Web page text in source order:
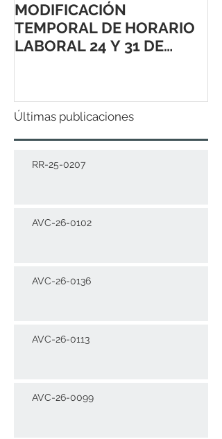
MODIFICACIÓN
TEMPORAL DE HORARIO
LABORAL 24 Y 31 DE
Últimas publicaciones
RR-25-0207
AVC-26-0102
AVC-26-0136
AVC-26-0113
AVC-26-0099